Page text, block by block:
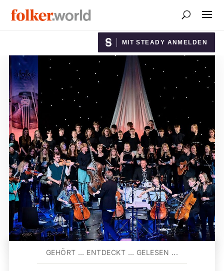
MIT STEADY ANMELDEN
GEHÖRT … ENTDECKT … GELESEN ...